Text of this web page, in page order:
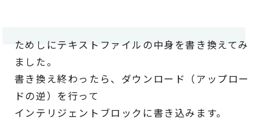
ためしにテキストファイルの中身を書き換えてみ
ました。
書き換え終わったら、ダウンロード（アップロー
ドの逆）を行って
インテリジェントブロックに書き込みます。